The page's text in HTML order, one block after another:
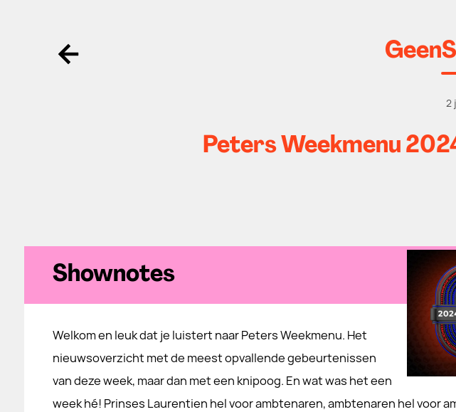
Ga terug
2
Peters Weekmenu
Shownotes
Welkom en leuk dat je luistert naar Peters Weekmenu. Het
nieuwsoverzicht met de meest opvallende gebeurtenissen
van deze week, maar dan met een knipoog. En wat was het een
week hé! Prinses Laurentien hel voor ambtenaren, ambtenaren hel voor